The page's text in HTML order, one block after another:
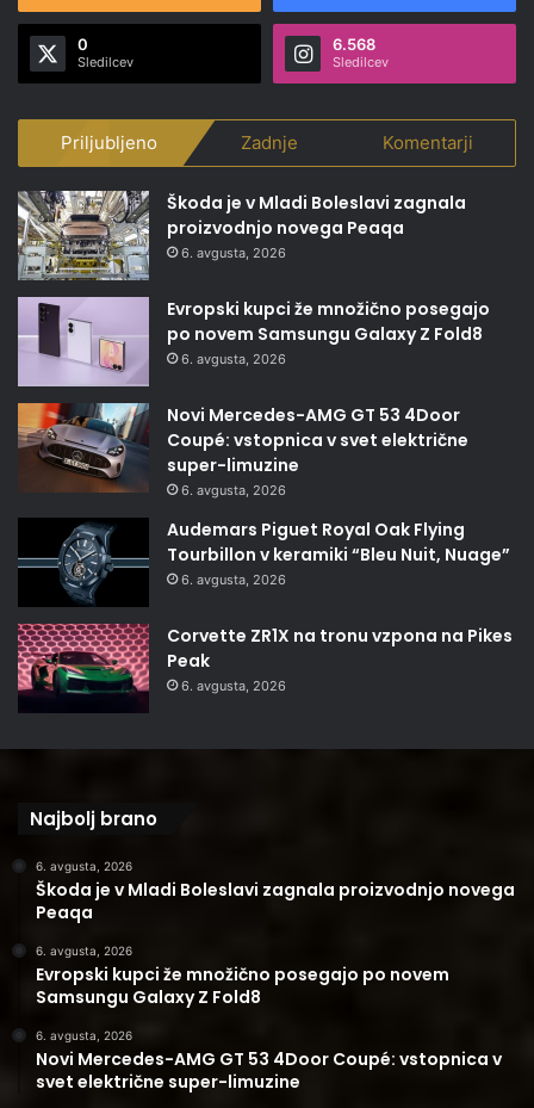
0
Sledilcev
6.568
Sledilcev
Priljubljeno Zadnje Komentarji
Škoda je v Mladi Boleslavi zagnala
proizvodnjo novega Peaqa
6. avgusta, 2026
Evropski kupci že množično posegajo
po novem Samsungu Galaxy Z Fold8
6. avgusta, 2026
Novi Mercedes-AMG GT 53 4Door
Coupé: vstopnica v svet električne
super-limuzine
6. avgusta, 2026
Audemars Piguet Royal Oak Flying
Tourbillon v keramiki “Bleu Nuit, Nuage”
6. avgusta, 2026
Corvette ZR1X na tronu vzpona na Pikes
Peak
6. avgusta, 2026
Najbolj brano
6. avgusta, 2026
Škoda je v Mladi Boleslavi zagnala proizvodnjo novega
Peaqa
6. avgusta, 2026
Evropski kupci že množično posegajo po novem
Samsungu Galaxy Z Fold8
6. avgusta, 2026
Novi Mercedes-AMG GT 53 4Door Coupé: vstopnica v
svet električne super-limuzine